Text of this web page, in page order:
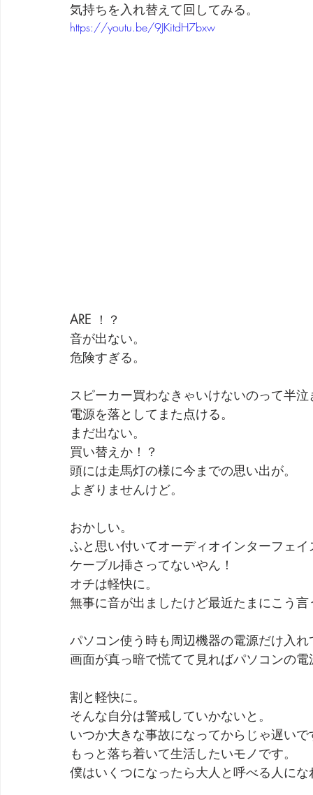
気持ちを入れ替えて回してみる。
https://youtu.be/9JKitdH7bxw
ARE ！？
音が出ない。
危険すぎる。
スピーカー買わなきゃいけないのって半
電源を落としてまた点ける。
まだ出ない。
買い替えか！？
頭には走馬灯の様に今までの思い出が。
よぎりませんけど。
おかしい。
ふと思い付いてオーディオインターフェ
ケーブル挿さってないやん！
オチは軽快に。
無事に音が出ましたけど最近たまにこう
パソコン使う時も周辺機器の電源だけ入
画面が真っ暗で慌てて見ればパソコンの
割と軽快に。
そんな自分は警戒していかないと。
いつか大きな事故になってからじゃ遅い
もっと落ち着いて生活したいモノです。
僕はいくつになったら大人と呼べる人に